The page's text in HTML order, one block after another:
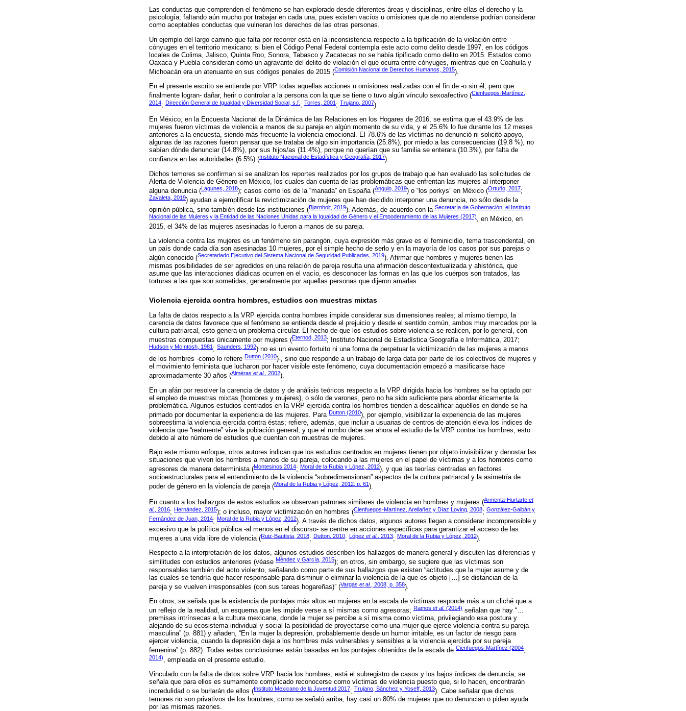
Las conductas que comprenden el fenómeno se han explorado desde diferentes áreas y disciplinas, entre ellas el derecho y la
psicología; faltando aún mucho por trabajar en cada una, pues existen vacíos u omisiones que de no atenderse podrían considerar
como aceptables conductas que vulneran los derechos de las otras personas.
Un ejemplo del largo camino que falta por recorrer está en la inconsistencia respecto a la tipificación de la violación entre
cónyuges en el territorio mexicano: si bien el Código Penal Federal contempla este acto como delito desde 1997, en los códigos
locales de Colima, Jalisco, Quinta Roo, Sonora, Tabasco y Zacatecas no se había tipificado como delito en 2015. Estados como
Oaxaca y Puebla consideran como un agravante del delito de violación el que ocurra entre cónyuges, mientras que en Coahuila y
Michoacán era un atenuante en sus códigos penales de 2015 (Comisión Nacional de Derechos Humanos, 2015).
En el presente escrito se entiende por VRP todas aquellas acciones u omisiones realizadas con el fin de -o sin él, pero que
finalmente logran- dañar, herir o controlar a la persona con la que se tiene o tuvo algún vínculo sexoafectivo (Cienfuegos-Martínez,
2014; Dirección General de Igualdad y Diversidad Social, s.f. ; Torres, 2001 ; Trujano, 2007).
En México, en la Encuesta Nacional de la Dinámica de las Relaciones en los Hogares de 2016, se estima que el 43.9% de las
mujeres fueron víctimas de violencia a manos de su pareja en algún momento de su vida, y el 25.6% lo fue durante los 12 meses
anteriores a la encuesta, siendo más frecuente la violencia emocional. El 78.6% de las víctimas no denunció ni solicitó apoyo,
algunas de las razones fueron pensar que se trataba de algo sin importancia (25.8%), por miedo a las consecuencias (19.8 %), no
sabían dónde denunciar (14.8%), por sus hijos/as (11.4%), porque no querían que su familia se enterara (10.3%), por falta de
confianza en las autoridades (6.5%) (Instituto Nacional de Estadística y Geografía, 2017).
Dichos temores se confirman si se analizan los reportes realizados por los grupos de trabajo que han evaluado las solicitudes de
Alerta de Violencia de Género en México, los cuales dan cuenta de las problemáticas que enfrentan las mujeres al interponer
alguna denuncia (Lagunes, 2018); casos como los de la “manada” en España (Angulo, 2019) o “los porkys” en México (Ortuño, 2017;
Zavaleta, 2019) ayudan a ejemplificar la revictimización de mujeres que han decidido interponer una denuncia, no sólo desde la
opinión pública, sino también desde las instituciones (Bjørnholt, 2019). Además, de acuerdo con la Secretaría de Gobernación, el Instituto
Nacional de las Mujeres y la Entidad de las Naciones Unidas para la Igualdad de Género y el Empoderamiento de las Mujeres (2017), en México, en
2015, el 34% de las mujeres asesinadas lo fueron a manos de su pareja.
La violencia contra las mujeres es un fenómeno sin parangón, cuya expresión más grave es el feminicidio, tema trascendental, en
un país donde cada día son asesinadas 10 mujeres, por el simple hecho de serlo y en la mayoría de los casos por sus parejas o
algún conocido (Secretariado Ejecutivo del Sistema Nacional de Seguridad Publicadas, 2019). Afirmar que hombres y mujeres tienen las
mismas posibilidades de ser agredidos en una relación de pareja resulta una afirmación descontextualizada y ahistórica, que
asume que las interacciones diádicas ocurren en el vacío, es desconocer las formas en las que los cuerpos son tratados, las
torturas a las que son sometidas, generalmente por aquellas personas que dijeron amarlas.
Violencia ejercida contra hombres, estudios con muestras mixtas
La falta de datos respecto a la VRP ejercida contra hombres impide considerar sus dimensiones reales; al mismo tiempo, la
carencia de datos favorece que el fenómeno se entienda desde el prejuicio y desde el sentido común, ambos muy marcados por la
cultura patriarcal, esto genera un problema circular. El hecho de que los estudios sobre violencia se realicen, por lo general, con
muestras compuestas únicamente por mujeres (Eternod, 2013; Instituto Nacional de Estadística Geografía e Informática, 2017;
Hudson y McIntosh, 1981; Saunders, 1992) no es un evento fortuito ni una forma de perpetuar la victimización de las mujeres a manos
de los hombres -como lo refiere Dutton (2010)-, sino que responde a un trabajo de larga data por parte de los colectivos de mujeres y
el movimiento feminista que lucharon por hacer visible este fenómeno, cuya documentación empezó a masificarse hace
aproximadamente 30 años (Alméras et al. , 2002).
En un afán por resolver la carencia de datos y de análisis teóricos respecto a la VRP dirigida hacia los hombres se ha optado por
el empleo de muestras mixtas (hombres y mujeres), o sólo de varones, pero no ha sido suficiente para abordar éticamente la
problemática. Algunos estudios centrados en la VRP ejercida contra los hombres tienden a descalificar aquéllos en donde se ha
primado por documentar la experiencia de las mujeres. Para Dutton (2010), por ejemplo, visibilizar la experiencia de las mujeres
sobreestima la violencia ejercida contra éstas; refiere, además, que incluir a usuarias de centros de atención eleva los índices de
violencia que “realmente” vive la población general, y que el rumbo debe ser ahora el estudio de la VRP contra los hombres, esto
debido al alto número de estudios que cuentan con muestras de mujeres.
Bajo este mismo enfoque, otros autores indican que los estudios centrados en mujeres tienen por objeto invisibilizar y denostar las
situaciones que viven los hombres a manos de su pareja, colocando a las mujeres en el papel de víctimas y a los hombres como
agresores de manera determinista (Montesinos 2014; Moral de la Rubia y López, 2012), y que las teorías centradas en factores
socioestructurales para el entendimiento de la violencia “sobredimensionan” aspectos de la cultura patriarcal y la asimetría de
poder de género en la violencia de pareja (Moral de la Rubia y López, 2012, p. 61).
En cuanto a los hallazgos de estos estudios se observan patrones similares de violencia en hombres y mujeres (Armenta-Hurtarte et
al.
, 2016; Hernández, 2015); o incluso, mayor victimización en hombres (Cienfuegos-Martínez, Arellañez y Díaz Loving, 2008; González-Galbán y
Fernández de Juan, 2014; Moral de la Rubia y López, 2012). A través de dichos datos, algunos autores llegan a considerar incomprensible y
excesivo que la política pública -al menos en el discurso- se centre en acciones específicas para garantizar el acceso de las
mujeres a una vida libre de violencia (Ruiz-Bautista, 2018; Dutton, 2010; López et al. , 2013; Moral de la Rubia y López, 2012).
Respecto a la interpretación de los datos, algunos estudios describen los hallazgos de manera general y discuten las diferencias y
similitudes con estudios anteriores (véase Méndez y García, 2015); en otros, sin embargo, se sugiere que las víctimas son
responsables también del acto violento, señalando como parte de sus hallazgos que existen “actitudes que la mujer asume y de
las cuales se tendría que hacer responsable para disminuir o eliminar la violencia de la que es objeto […] se distancian de la
pareja y se vuelven irresponsables (con sus tareas hogareñas)” (Vargas et al. , 2008, p. 358).
En otros, se señala que la existencia de puntajes más altos en mujeres en la escala de víctimas responde más a un cliché que a
un reflejo de la realidad, un esquema que les impide verse a sí mismas como agresoras; Ramos et al. (2014) señalan que hay “…
premisas intrínsecas a la cultura mexicana, donde la mujer se percibe a sí misma como víctima, privilegiando esa postura y
alejando de su ecosistema individual y social la posibilidad de proyectarse como una mujer que ejerce violencia contra su pareja
masculina” (p. 881) y añaden, “En la mujer la depresión, probablemente desde un humor irritable, es un factor de riesgo para
ejercer violencia, cuando la depresión deja a los hombres más vulnerables y sensibles a la violencia ejercida por su pareja
femenina” (p. 882). Todas estas conclusiones están basadas en los puntajes obtenidos de la escala de Cienfuegos-Martínez (2004,
2014), empleada en el presente estudio.
Vinculado con la falta de datos sobre VRP hacia los hombres, está el subregistro de casos y los bajos índices de denuncia, se
señala que para ellos es sumamente complicado reconocerse como víctimas de violencia puesto que, si lo hacen, encontrarán
incredulidad o se burlarán de ellos ( Instituto Mexicano de la Juventud 2017; Trujano, Sánchez y Yoseff, 2013). Cabe señalar que dichos
temores no son privativos de los hombres, como se señaló arriba, hay casi un 80% de mujeres que no denuncian o piden ayuda
por las mismas razones.